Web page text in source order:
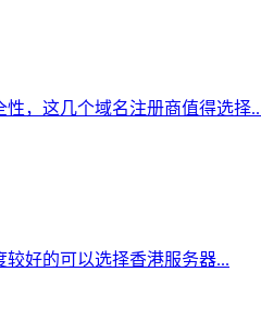
，这几个域名注册商值得选择
好的可以选择香港服务器...